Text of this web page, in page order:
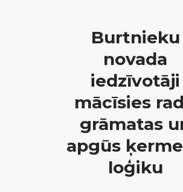
Burtnieku
novada
iedzīvotāji
mācīsies
grāmatas
apgūs
loģiku